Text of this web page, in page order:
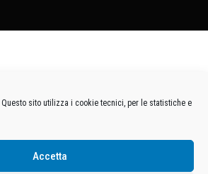
Questo sito utilizza i cookie tecnici, per le statistiche e
Accetta